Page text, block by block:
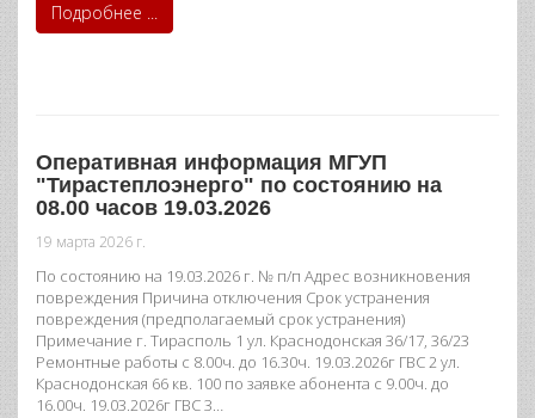
Подробнее ...
Оперативная информация МГУП
"Тирастеплоэнерго" по состоянию на
08.00 часов 19.03.2026
19 марта 2026 г.
По состоянию на 19.03.2026 г. № п/п Адрес возникновения
повреждения Причина отключения Срок устранения
повреждения (предполагаемый срок устранения)
Примечание г. Тирасполь 1 ул. Краснодонская 36/17, 36/23
Ремонтные работы с 8.00ч. до 16.30ч. 19.03.2026г ГВС 2 ул.
Краснодонская 66 кв. 100 по заявке абонента с 9.00ч. до
16.00ч. 19.03.2026г ГВС 3…